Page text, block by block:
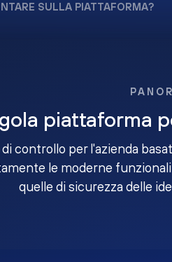
SULLA PIATTAFORMA?
piattaforma
controllo per l'azienda
le moderne
quelle di sicurezza delle